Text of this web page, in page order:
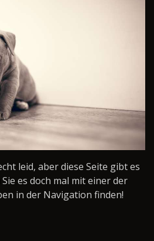
leid, aber diese Seite gibt es
es doch mal mit einer der
in der Navigation finden!